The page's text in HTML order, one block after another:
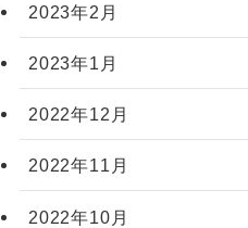
2023年2月
2023年1月
2022年12月
2022年11月
2022年10月